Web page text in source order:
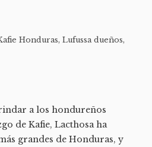
Honduras,Lufussa dueños,
a los hondureños
de Kafie, Lacthosa ha
grandes de Honduras, y